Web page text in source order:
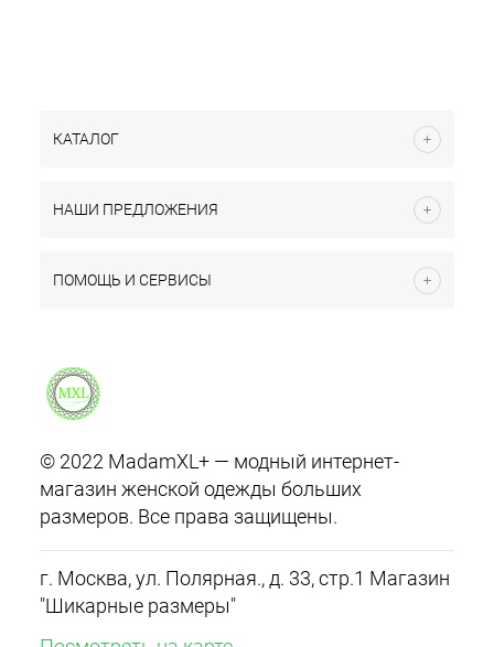
КАТАЛОГ
НАШИ ПРЕДЛОЖЕНИЯ
ПОМОЩЬ И СЕРВИСЫ
© 2022 MadamXL+ — модный интернет-
магазин женской одежды больших
размеров. Все права защищены.
г. Москва, ул. Полярная., д. 33, стр.1 Магазин
"Шикарные размеры"